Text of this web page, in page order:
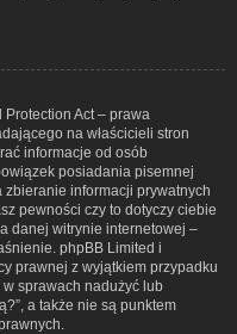
Act – prawa
na właścicieli stron
informacje od osób
posiadania pisemnej
informacji prywatnych
pewności czy to dotyczy ciebie
danej witrynie internetowej –
phpBB Limited i
prawnej z wyjątkiem przypadku
sprawach nadużyć lub
a także nie są punktem